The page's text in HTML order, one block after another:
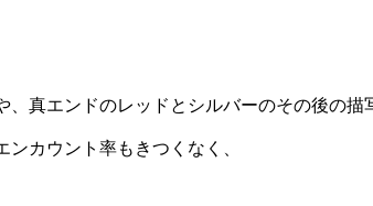
真エンドのレッドとシルバーのその後の描
カウント率もきつくなく、